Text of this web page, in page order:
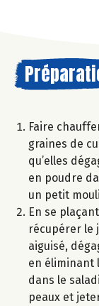
Faire
graines de
qu’elles
en poudre
un petit
En se
récupérer le
aiguisé,
en éliminant
dans le
peaux et